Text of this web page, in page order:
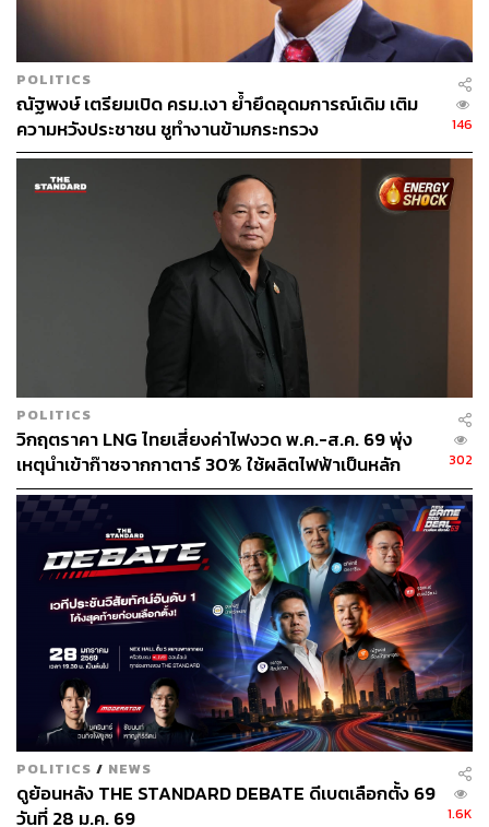
POLITICS
ณัฐพงษ์ เตรียมเปิด ครม.เงา ย้ำยึดอุดมการณ์เดิม เติม
ความหวังประชาชน ชูทำงานข้ามกระทรวง
146
POLITICS
วิกฤตราคา LNG ไทยเสี่ยงค่าไฟงวด พ.ค.-ส.ค. 69 พุ่ง
เหตุนำเข้าก๊าซจากกาตาร์ 30% ใช้ผลิตไฟฟ้าเป็นหลัก
302
POLITICS / NEWS
ดูย้อนหลัง THE STANDARD DEBATE ดีเบตเลือกตั้ง 69
วันที่ 28 ม.ค. 69
1.6K